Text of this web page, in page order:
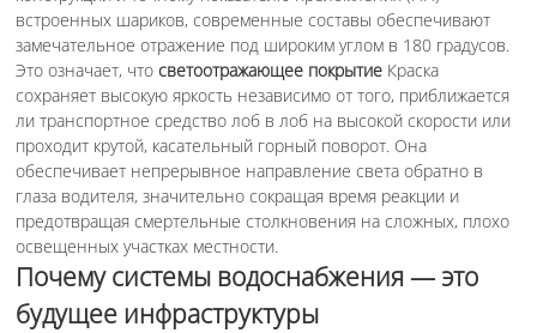
встроенных шариков, современные составы обеспечивают
замечательное отражение под широким углом в 180 градусов.
Это означает, чтосветоотражающее покрытие Краска
сохраняет высокую яркость независимо от того, приближается
ли транспортное средство лоб в лоб на высокой скорости или
проходит крутой, касательный горный поворот. Она
обеспечивает непрерывное направление света обратно в
глаза водителя, значительно сокращая время реакции и
предотвращая смертельные столкновения на сложных, плохо
освещенных участках местности.
Почему системы водоснабжения — это
будущее инфраструктуры